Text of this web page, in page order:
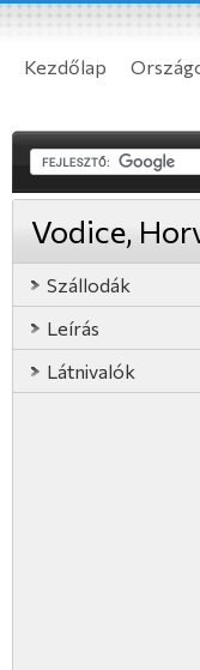
Kezdőlap
Vodice,
Szállodák
Leírás
Látnivalók